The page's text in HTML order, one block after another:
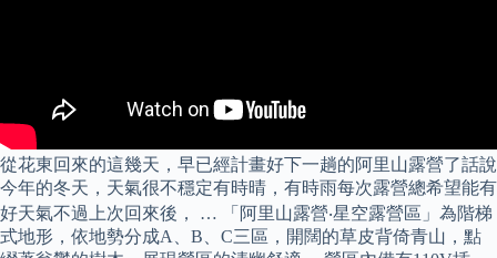
從花東回來的這幾天，早已經計畫好下一趟的阿里山露營了話說
今年的冬天，天氣很不穩定有時晴，有時雨每次露營總希望能有
好天氣不過上次回來後， … 「阿里山露營‧星空露營區」為階梯
式地形，依地勢分成A、B、C三區，開闊的草皮背倚青山，點